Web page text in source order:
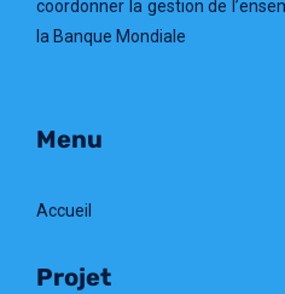
coordonner la gestion de
la Banque Mondiale
Menu
Accueil
Projet